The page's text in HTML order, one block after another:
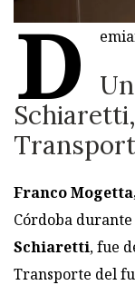
D
Franco
Córdoba
Schiaretti, fue
Transporte del